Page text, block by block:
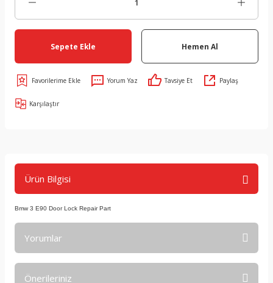
Sepete Ekle Hemen Al
Yorum Yaz Tavsiye Et Paylaş
Karşılaştır
Ürün Bilgisi
Bmw 3 E90 Door Lock Repair Part
Yorumlar
Önerileriniz